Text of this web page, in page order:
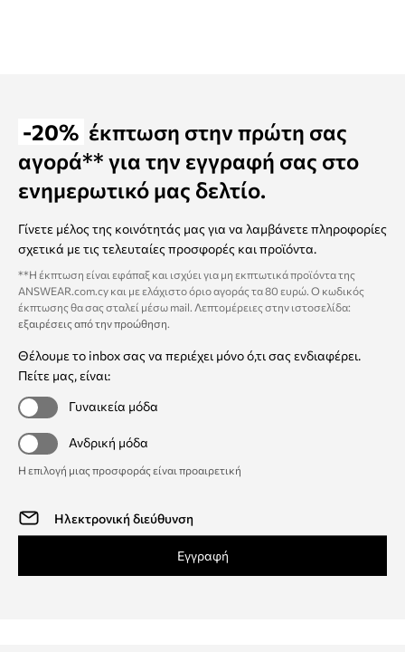
-20% έκπτωση στην πρώτη σας
αγορά** για την εγγραφή σας στο
ενημερωτικό μας δελτίο.
Γίνετε μέλος της κοινότητάς μας για να λαμβάνετε πληροφορίες
σχετικά με τις τελευταίες προσφορές και προϊόντα.
**Η έκπτωση είναι εφάπαξ και ισχύει για μη εκπτωτικά προϊόντα της
ANSWEAR.com.cy και με ελάχιστο όριο αγοράς τα 80 ευρώ. Ο κωδικός
έκπτωσης θα σας σταλεί μέσω mail. Λεπτομέρειες στην ιστοσελίδα:
εξαιρέσεις από την προώθηση
Θέλουμε το inbox σας να περιέχει μόνο ό,τι σας ενδιαφέρει.
Πείτε μας, είναι:
Γυναικεία μόδα
Ανδρική μόδα
Η επιλογή μιας προσφοράς είναι προαιρετική
Εγγραφή